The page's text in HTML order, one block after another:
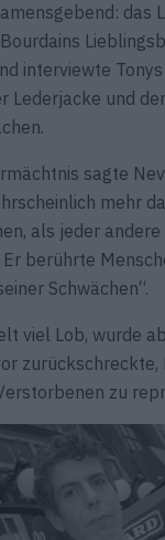
das
interviewte
Lederjacke und
sagte
mehr
als jeder andere
Er berührte
Schwächen“.
viel Lob, wurde
zurückschreckte,
zu